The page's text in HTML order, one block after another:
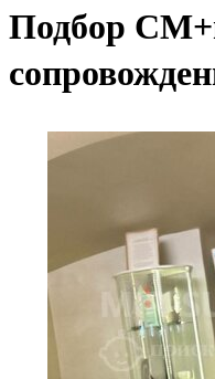
Подбор